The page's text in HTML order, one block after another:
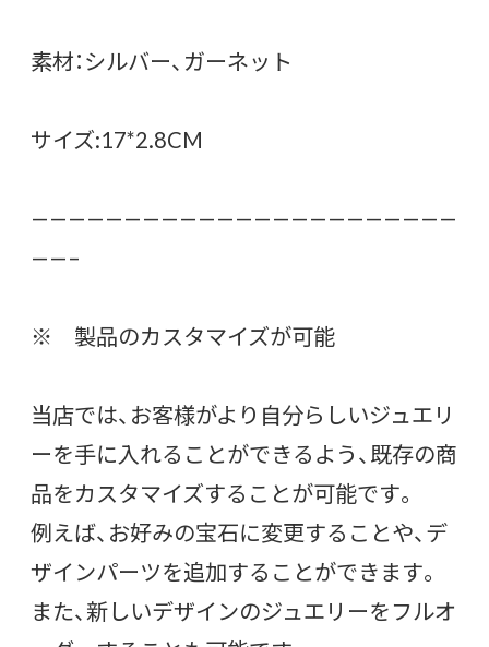
素材：シルバー、ガーネット
サイズ:17*2.8CM
———————————————————————
——–
※ 製品のカスタマイズが可能
当店では、お客様がより自分らしいジュエリ
ーを手に入れることができるよう、既存の商
品をカスタマイズすることが可能です。
例えば、お好みの宝石に変更することや、デ
ザインパーツを追加することができます。
また、新しいデザインのジュエリーをフルオ